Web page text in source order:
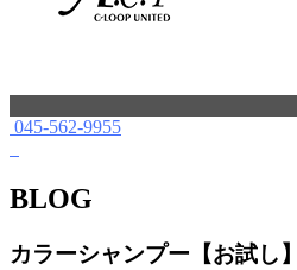
045-562-9955
BLOG
カラーシャンプー【お試し】